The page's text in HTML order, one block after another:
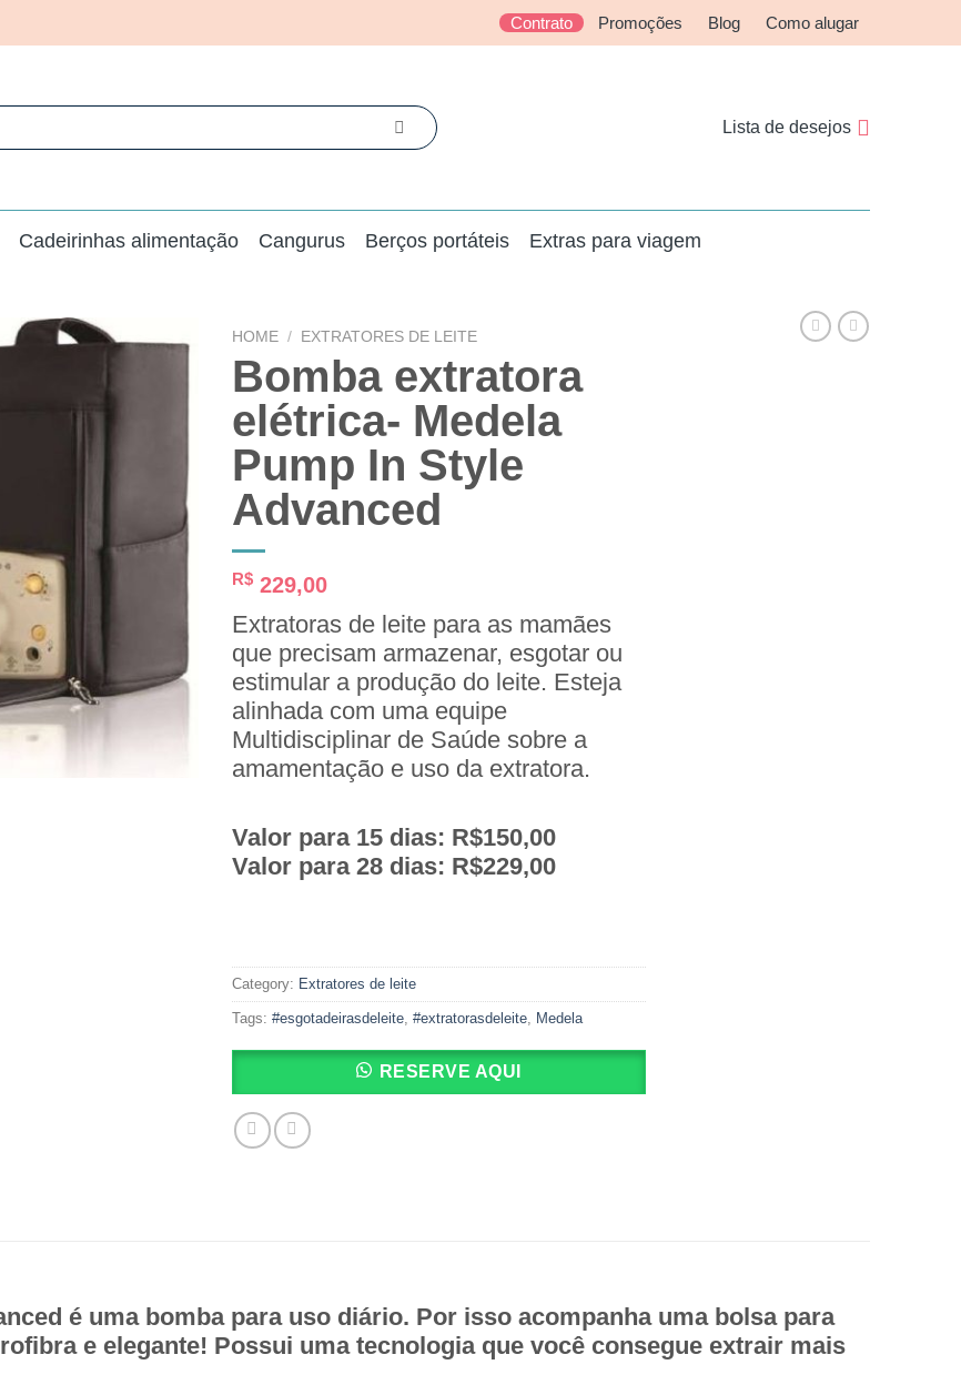
Contrato Promoções Blog Como alugar
Lista de desejos
Cadeirinhas alimentação Cangurus Berços portáteis Extras para viagem
HOME / EXTRATORES DE LEITE
Bomba extratora
elétrica- Medela
Pump In Style
Advanced
R$ 229,00
Extratoras de leite para as mamães
que precisam armazenar, esgotar ou
estimular a produção do leite. Esteja
alinhada com uma equipe
Multidisciplinar de Saúde sobre a
amamentação e uso da extratora.
Valor para 15 dias: R$150,00
Valor para 28 dias: R$229,00
Category: Extratores de leite
Tags: #esgotadeirasdeleite #extratorasdeleite Medela
RESERVE AQUI
é uma bomba para uso diário. Por isso acompanha uma bolsa para
e elegante! Possui uma tecnologia que você consegue extrair mais